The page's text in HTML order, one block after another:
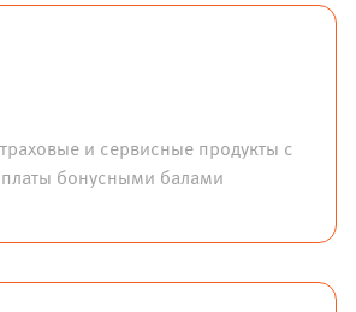
и сервисные продукты с
бонусными балами